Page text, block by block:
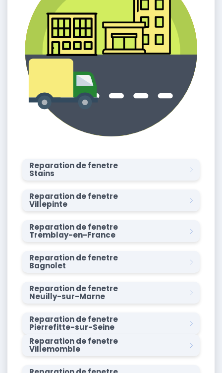
Reparation de fenetre
Stains
Reparation de fenetre
Villepinte
Reparation de fenetre
Tremblay-en-France
Reparation de fenetre
Bagnolet
Reparation de fenetre
Neuilly-sur-Marne
Reparation de fenetre
Pierrefitte-sur-Seine
Reparation de fenetre
Villemomble